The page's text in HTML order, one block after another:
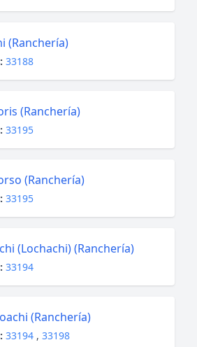
(Ranchería)
33188
(Ranchería)
33195
(Ranchería)
33195
(Lochachi) (Ranchería)
33194
(Ranchería)
33194 , 33198